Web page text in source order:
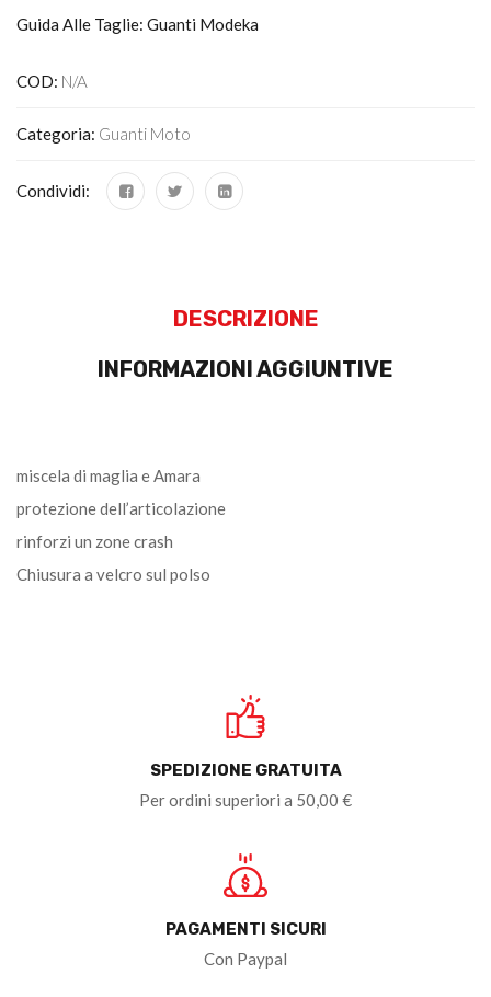
Guida Alle Taglie: Guanti Modeka
COD: N/A
Categoria: Guanti Moto
Condividi:
DESCRIZIONE
INFORMAZIONI AGGIUNTIVE
miscela di maglia e Amara
protezione dell’articolazione
rinforzi un zone crash
Chiusura a velcro sul polso
SPEDIZIONE GRATUITA
Per ordini superiori a 50,00 €
PAGAMENTI SICURI
Con Paypal